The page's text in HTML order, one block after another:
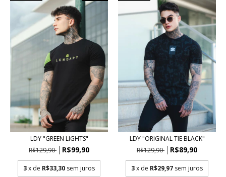
LDY "GREEN LIGHTS"
R$129,90
R$99,90
3x de R$33,30 sem juros
LDY "ORIGINAL TIE BLACK"
R$129,90
R$89,90
3x de R$29,97 sem juros